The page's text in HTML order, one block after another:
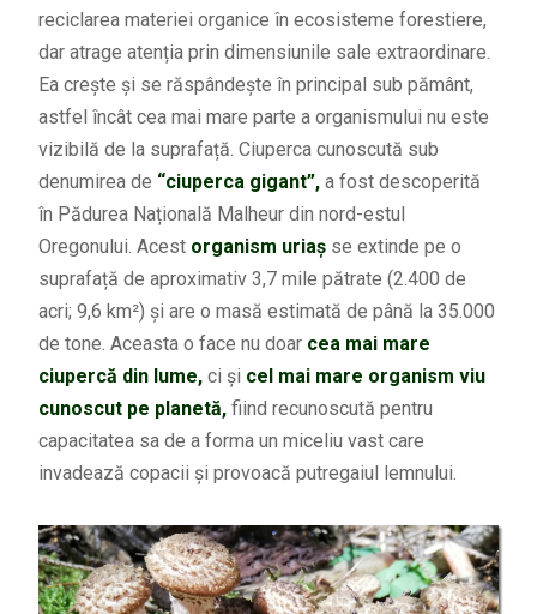
reciclarea materiei organice în ecosisteme forestiere,
dar atrage atenția prin dimensiunile sale extraordinare.
Ea crește și se răspândește în principal sub pământ,
astfel încât cea mai mare parte a organismului nu este
vizibilă de la suprafață. Ciuperca cunoscută sub
denumirea de “ciuperca gigant”,a fost descoperită
în Pădurea Națională Malheur din nord-estul
Oregonului. Acest organism uriașse extinde pe o
suprafață de aproximativ 3,7 mile pătrate (2.400 de
acri; 9,6 km²) și are o masă estimată de până la 35.000
de tone. Aceasta o face nu doar cea mai mare
ciupercă din lume,ci și cel mai mare organism viu
cunoscut pe planetă,fiind recunoscută pentru
capacitatea sa de a forma un miceliu vast care
invadează copacii și provoacă putregaiul lemnului.